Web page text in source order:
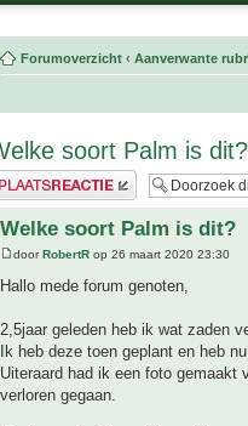
Forumoverzicht ‹ Aanverwante
soort Palm is dit?
een reactie
Welke soort Palm is dit?
doorRobertR op 26 maart 2020 23:30
Hallo mede forum genoten,
2,5jaar geleden heb ik wat zaden
Ik heb deze toen geplant en heb
Uiteraard had ik een foto gemaakt
verloren gegaan.